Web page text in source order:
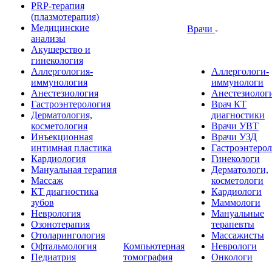
PRP-терапия
(плазмотерапия)
Медицинские
анализы
Акушерство и
гинекология
Аллергология-
иммунология
Анестезиология
Гастроэнтерология
Дерматология,
косметология
Инъекционная
интимная пластика
Кардиология
Мануальная терапия
Массаж
КТ диагностика
зубов
Неврология
Озонотерапия
Отоларингология
Офтальмология
Педиатрия
Компьютерная
томография
Врачи
Аллергологи-
иммунологи
Врач КТ
диагностики
Врачи УВТ
Врачи УЗД
Гинекологи
Дерматологи,
косметологи
Кардиологи
Маммологи
Мануальные
терапевты
Массажисты
Неврологи
Онкологи